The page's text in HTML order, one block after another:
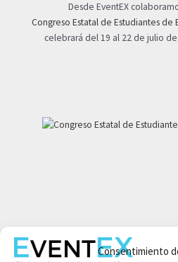
Consentimiento
Desde EventEX
Congreso Estatal de Estudiantes de
celebrará del 19 al 22 de julio
Aviso legal